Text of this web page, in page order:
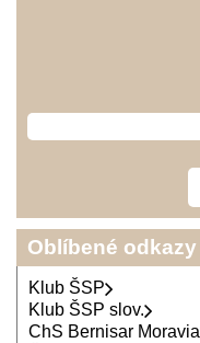
Oblíbené odkazy
Klub ŠSP
Klub ŠSP slov.
ChS Bernisar Moravia